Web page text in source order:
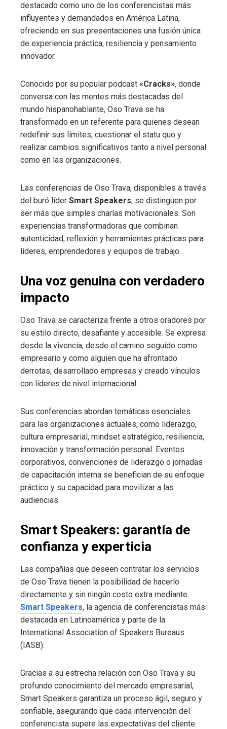
destacado como uno de los conferencistas más
influyentes y demandados en América Latina,
ofreciendo en sus presentaciones una fusión única
de experiencia práctica, resiliencia y pensamiento
innovador.
Conocido por su popular podcast «Cracks», donde
conversa con las mentes más destacadas del
mundo hispanohablante, Oso Trava se ha
transformado en un referente para quienes desean
redefinir sus límites, cuestionar el statu quo y
realizar cambios significativos tanto a nivel personal
como en las organizaciones.
Las conferencias de Oso Trava, disponibles a través
del buró líder Smart Speakers, se distinguen por
ser más que simples charlas motivacionales. Son
experiencias transformadoras que combinan
autenticidad, reflexión y herramientas prácticas para
líderes, emprendedores y equipos de trabajo.
Una voz genuina con verdadero
impacto
Oso Trava se caracteriza frente a otros oradores por
su estilo directo, desafiante y accesible. Se expresa
desde la vivencia, desde el camino seguido como
empresario y como alguien que ha afrontado
derrotas, desarrollado empresas y creado vínculos
con líderes de nivel internacional.
Sus conferencias abordan temáticas esenciales
para las organizaciones actuales, como liderazgo,
cultura empresarial, mindset estratégico, resiliencia,
innovación y transformación personal. Eventos
corporativos, convenciones de liderazgo o jornadas
de capacitación interna se benefician de su enfoque
práctico y su capacidad para movilizar a las
audiencias.
Smart Speakers: garantía de
confianza y experticia
Las compañías que deseen contratar los servicios
de Oso Trava tienen la posibilidad de hacerlo
directamente y sin ningún costo extra mediante
Smart Speakers, la agencia de conferencistas más
destacada en Latinoamérica y parte de la
International Association of Speakers Bureaus
(IASB).
Gracias a su estrecha relación con Oso Trava y su
profundo conocimiento del mercado empresarial,
Smart Speakers garantiza un proceso ágil, seguro y
confiable, asegurando que cada intervención del
conferencista supere las expectativas del cliente.